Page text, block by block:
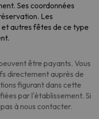
Ses coordonnées
Les
autres fêtes de ce type
être payants. Vous
directement auprès de
figurant dans cette
par l'établissement. Si
à nous contacter.